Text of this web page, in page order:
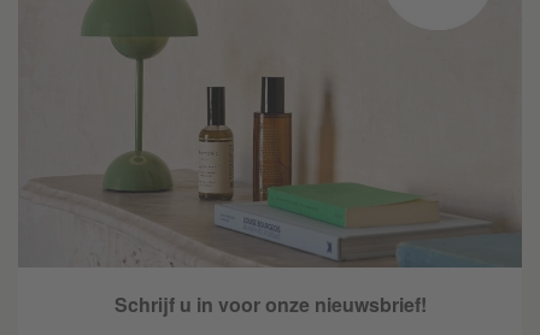
Schrijf u in voor onze nieuwsbrief!